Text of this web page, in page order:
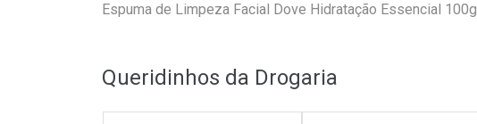
Espuma de Limpeza Facial Dove Hidratação Essencial 100g
Queridinhos da Drogaria